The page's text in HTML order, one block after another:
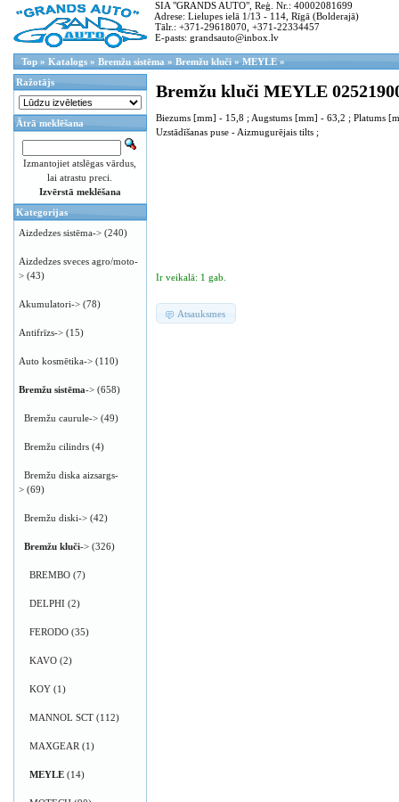
SIA "GRANDS AUTO", Reģ. Nr.: 40002081699
Adrese: Lielupes ielā 1/13 - 114, Rīgā (Bolderajā)
Tālr.: +371-29618070, +371-22334457
E-pasts: grandsauto@inbox.lv
Top » Katalogs » Bremžu sistēma » Bremžu kluči » MEYLE »
Bremžu kluči MEYLE
Biezums [mm] - 15,8 ; Augstums [mm] - 63,2 ; Platums
Uzstādīšanas puse - Aizmugurējais tilts ;
Ir veikalā: 1 gab.
Atsauksmes
Ražotājs
Ātrā meklēšana
Izmantojiet atslēgas vārdus,
lai atrastu preci.
Izvērstā meklēšana
Kategorijas
Aizdedzes sistēma-> (240)
Aizdedzes sveces agro/moto-
> (43)
Akumulatori-> (78)
Antifrīzs-> (15)
Auto kosmētika-> (110)
Bremžu sistēma-> (658)
Bremžu caurule-> (49)
Bremžu cilindrs (4)
Bremžu diska aizsargs-
> (69)
Bremžu diski-> (42)
Bremžu kluči-> (326)
BREMBO (7)
DELPHI (2)
FERODO (35)
KAVO (2)
KOY (1)
MANNOL SCT (112)
MAXGEAR (1)
MEYLE (14)